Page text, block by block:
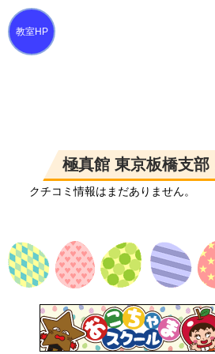
極真館 東京板橋支
クチコミ情報はまだありません。